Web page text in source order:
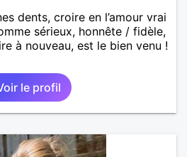
dents, croire en l’amour vrai
sérieux, honnête / fidèle,
à nouveau, est le bien venu !
le profil